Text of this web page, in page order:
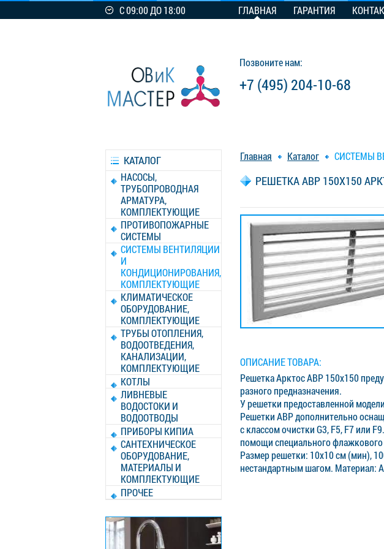
С 09:00 ДО 18:00 ГЛАВНАЯ ГАРАНТИЯ
Позвоните нам:
+7 (495) 204-10-68
КАТАЛОГ
НАСОСЫ,
ТРУБОПРОВОДНАЯ
АРМАТУРА,
КОМПЛЕКТУЮЩИЕ
ПРОТИВОПОЖАРНЫЕ
СИСТЕМЫ
СИСТЕМЫ ВЕНТИЛЯЦИИ
И
КОНДИЦИОНИРОВАНИЯ,
КОМПЛЕКТУЮЩИЕ
КЛИМАТИЧЕСКОЕ
ОБОРУДОВАНИЕ,
КОМПЛЕКТУЮЩИЕ
ТРУБЫ ОТОПЛЕНИЯ,
ВОДООТВЕДЕНИЯ,
КАНАЛИЗАЦИИ,
КОМПЛЕКТУЮЩИЕ
КОТЛЫ
ЛИВНЕВЫЕ
ВОДОСТОКИ И
ВОДООТВОДЫ
ПРИБОРЫ КИПИА
САНТЕХНИЧЕСКОЕ
ОБОРУДОВАНИЕ,
МАТЕРИАЛЫ И
КОМПЛЕКТУЮЩИЕ
ПРОЧЕЕ
Главная Каталог СИСТЕМЫ
РЕШЕТКА АВР 150X150
ОПИСАНИЕ ТОВАРА:
Решетка Арктос АВР 150x150
разного предназначения.
У решетки предоставленной
Решетки АВР дополнительно
с классом очистки G3, F5, F7 или
помощи специального
Размер решетки: 10x10 см (мин),
нестандартным шагом. Материал: